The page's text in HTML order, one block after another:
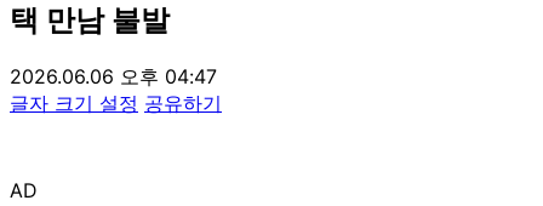
택 만남 불발
2026.06.06 오후 04:47
글자 크기 설정 공유하기
AD